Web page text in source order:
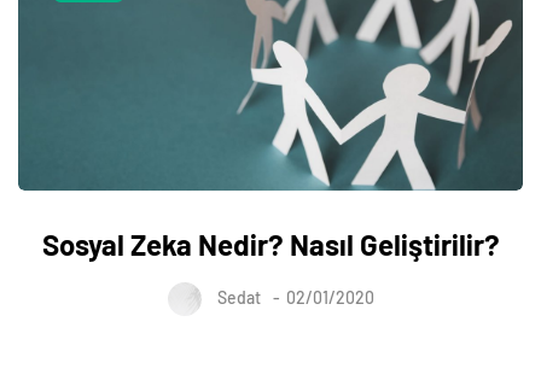
Sosyal Zeka Nedir? Nasıl Geliştirilir?
Sedat 02/01/2020